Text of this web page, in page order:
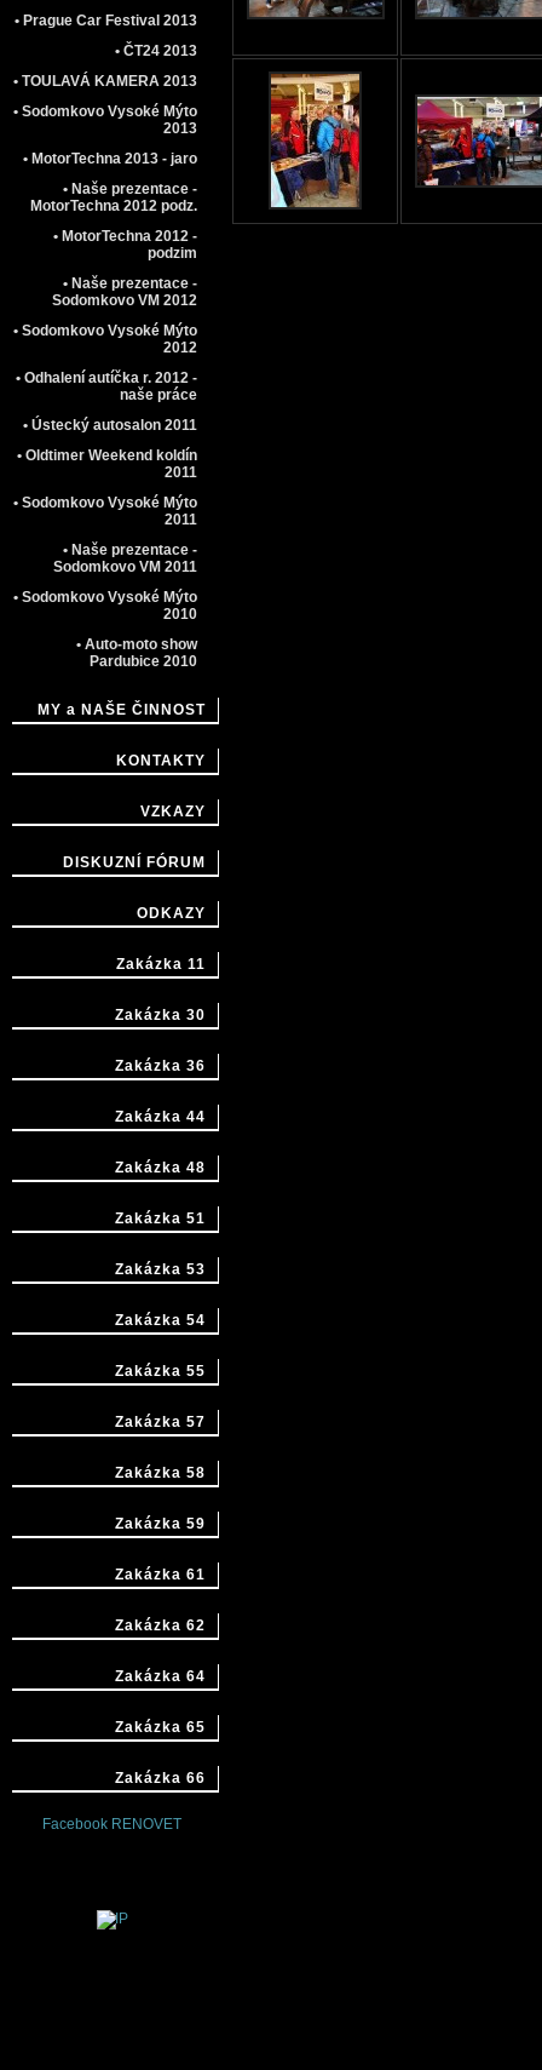
• Prague Car Festival 2013
• ČT24 2013
• TOULAVÁ KAMERA 2013
• Sodomkovo Vysoké Mýto
2013
• MotorTechna 2013 - jaro
• Naše prezentace -
MotorTechna 2012 podz.
• MotorTechna 2012 -
podzim
• Naše prezentace -
Sodomkovo VM 2012
• Sodomkovo Vysoké Mýto
2012
• Odhalení autíčka r. 2012 -
naše práce
• Ústecký autosalon 2011
• Oldtimer Weekend koldín
2011
• Sodomkovo Vysoké Mýto
2011
• Naše prezentace -
Sodomkovo VM 2011
• Sodomkovo Vysoké Mýto
2010
• Auto-moto show
Pardubice 2010
MY a NAŠE ČINNOST
KONTAKTY
VZKAZY
DISKUZNÍ FÓRUM
ODKAZY
Zakázka 11
Zakázka 30
Zakázka 36
Zakázka 44
Zakázka 48
Zakázka 51
Zakázka 53
Zakázka 54
Zakázka 55
Zakázka 57
Zakázka 58
Zakázka 59
Zakázka 61
Zakázka 62
Zakázka 64
Zakázka 65
Zakázka 66
Facebook RENOVET